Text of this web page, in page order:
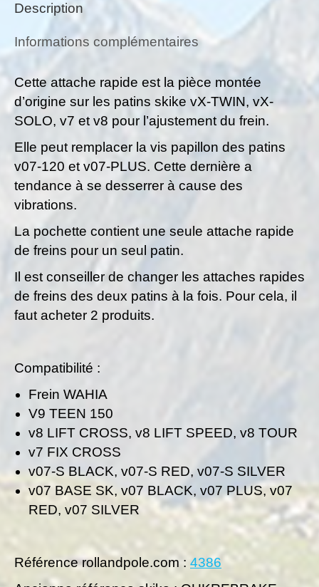
Description
Informations complémentaires
Cette attache rapide est la pièce montée
d’origine sur les patins skike vX-TWIN, vX-
SOLO, v7 et v8 pour l’ajustement du frein.
Elle peut remplacer la vis papillon des patins
v07-120 et v07-PLUS. Cette dernière a
tendance à se desserrer à cause des
vibrations.
La pochette contient une seule attache rapide
de freins pour un seul patin.
Il est conseiller de changer les attaches rapides
de freins des deux patins à la fois. Pour cela, il
faut acheter 2 produits.
Compatibilité :
Frein WAHIA
V9 TEEN 150
v8 LIFT CROSS, v8 LIFT SPEED, v8 TOUR
v7 FIX CROSS
v07-S BLACK, v07-S RED, v07-S SILVER
v07 BASE SK, v07 BLACK, v07 PLUS, v07
RED, v07 SILVER
Référence rollandpole.com : 4386